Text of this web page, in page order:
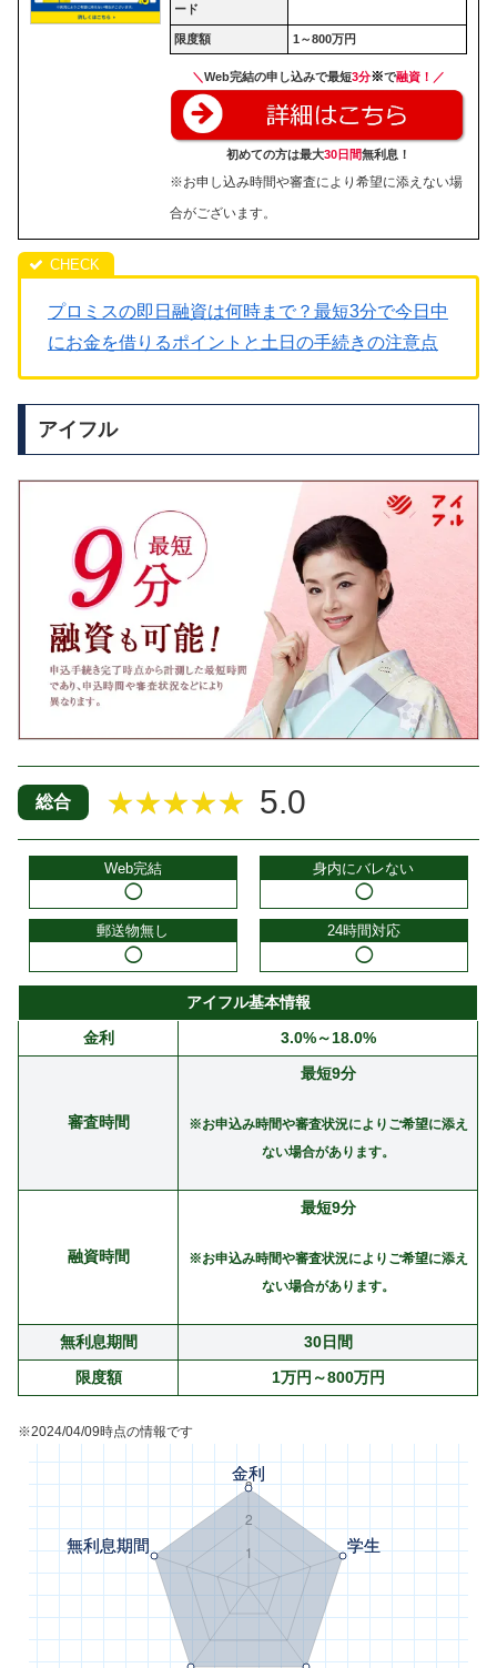
ード
限度額 1～800万円
＼Web完結の申し込みで最短3分※で融資！／
初めての方は最大30日間無利息！
※お申し込み時間や審査により希望に添えない場
合がございます。
プロミスの即日融資は何時まで？最短3分で今日中
にお金を借りるポイントと土日の手続きの注意点
アイフル
総合 ★★★★★ 5.0
Web完結
◯
身内にバレない
◯
郵送物無し
◯
24時間対応
◯
アイフル基本情報
金利
3.0%～18.0%
審査時間
最短9分
※お申込み時間や審査状況によりご希望に添え
ない場合があります。
融資時間
最短9分
※お申込み時間や審査状況によりご希望に添え
ない場合があります。
無利息期間
30日間
限度額
1万円～800万円
※2024/04/09時点の情報です